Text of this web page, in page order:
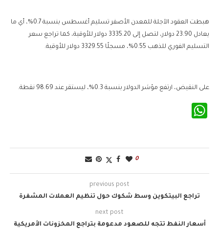
هبطت العقود الآجلة للمعدن الأصفر تسليم أغسطس بنسبة 0.7%، أي ما
يعادل 23.90 دولار، لتصل إلى 3335.20 دولار للأوقية، كما تراجع سعر
التسليم الفوري للذهب 0.55%، مسجلًا 3329.55 دولار للأوقية.
على النقيض، ارتفع مؤشر الدولار بنسبة 0.3%، ليستقر عند 98.69 نقطة.
0
previous post
تراجع البيتكوين وسط شكوك حول تنظيم العملات المشفرة
next post
أسعار النفط تتجه للصعود مدعومة بتراجع المخزونات الأمريكية